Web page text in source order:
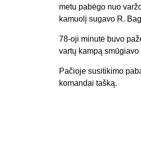
metu pabėgo nuo
kamuolį sugavo R.
78-oji minutė buvo
vartų kampą smūgiavo
Pačioje susitikimo
komandai tašką.